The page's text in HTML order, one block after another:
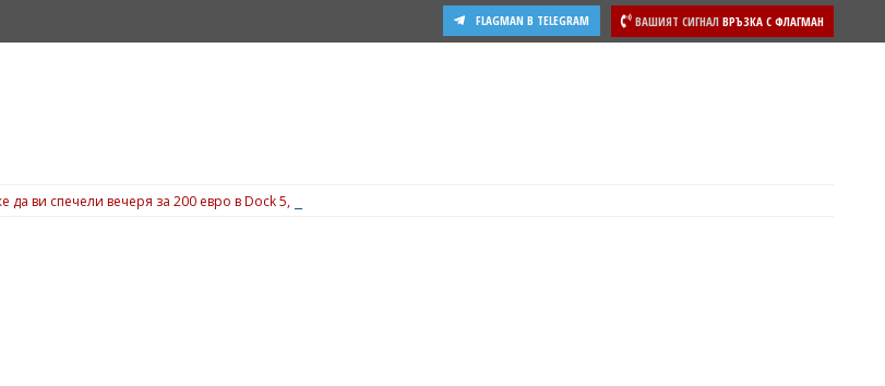
ВАШИЯТ СИГНАЛ ВРЪЗКА С ФЛАГМАН
FLAGMAN В TELEGRAM
ви спечели вечеря за 200 евро в Dock 5, вижте подробности